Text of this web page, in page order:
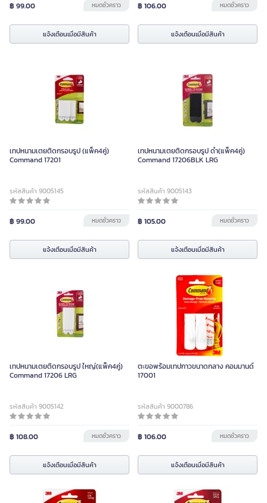
฿ 99.00 หมดชั่วคราว
แจ้งเตือนเมื่อมีสินค้า
฿ 106.00 หมดชั่วคราว
แจ้งเตือนเมื่อมีสินค้า
เทปหนามเตยติดกรอบรูป (แพ็ค4คู่)
Command 17201
รหัสสินค้า 9005145
฿ 99.00 หมดชั่วคราว
แจ้งเตือนเมื่อมีสินค้า
เทปหนามเตยติดกรอบรูป ดำ(แพ็ค4คู่)
Command 17206BLK LRG
รหัสสินค้า 9005143
฿ 105.00 หมดชั่วคราว
แจ้งเตือนเมื่อมีสินค้า
เทปหนามเตยติดกรอบรูป ใหญ่(แพ็ค4คู่)
Command 17206 LRG
รหัสสินค้า 9005142
฿ 108.00 หมดชั่วคราว
แจ้งเตือนเมื่อมีสินค้า
ตะขอพร้อมเทปกาวขนาดกลาง คอมมานด์
17001
รหัสสินค้า 9000786
฿ 106.00 หมดชั่วคราว
แจ้งเตือนเมื่อมีสินค้า